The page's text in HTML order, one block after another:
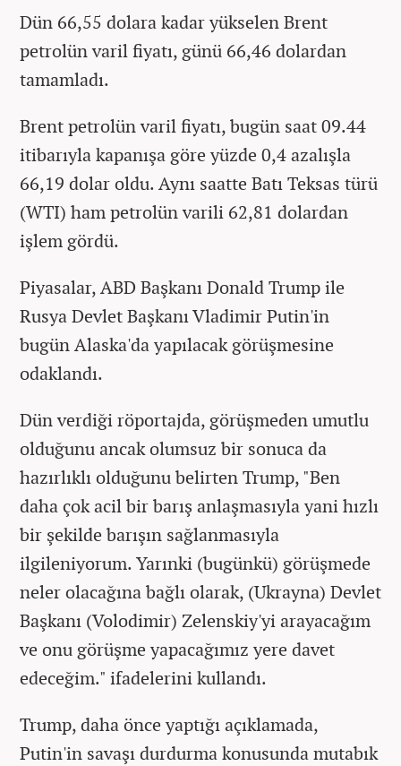
Dün 66,55 dolara kadar yükselen Brent
petrolün varil fiyatı, günü 66,46 dolardan
tamamladı.
Brent petrolün varil fiyatı, bugün saat 09.44
itibarıyla kapanışa göre yüzde 0,4 azalışla
66,19 dolar oldu. Aynı saatte Batı Teksas türü
(WTI) ham petrolün varili 62,81 dolardan
işlem gördü.
Piyasalar, ABD Başkanı Donald Trump ile
Rusya Devlet Başkanı Vladimir Putin'in
bugün Alaska'da yapılacak görüşmesine
odaklandı.
Dün verdiği röportajda, görüşmeden umutlu
olduğunu ancak olumsuz bir sonuca da
hazırlıklı olduğunu belirten Trump, "Ben
daha çok acil bir barış anlaşmasıyla yani hızlı
bir şekilde barışın sağlanmasıyla
ilgileniyorum. Yarınki (bugünkü) görüşmede
neler olacağına bağlı olarak, (Ukrayna) Devlet
Başkanı (Volodimir) Zelenskiy'yi arayacağım
ve onu görüşme yapacağımız yere davet
edeceğim." ifadelerini kullandı.
Trump, daha önce yaptığı açıklamada,
Putin'in savaşı durdurma konusunda mutabık